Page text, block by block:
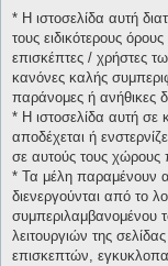
* H ιστοσελίδα αυτή
τους ειδικότερους
επισκέπτες / χρήστες
κανόνες καλής
παράνομες ή ανήθικες
* H ιστοσελίδα αυτή σε
αποδέχεται ή
σε αυτούς τους χώρους
* Τα μέλη παραμένουν
διενεργούνται από το
συμπεριλαμβανομένου
λειτουργιών της
επισκεπτών,